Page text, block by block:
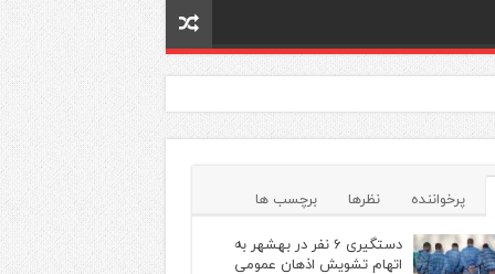
پرخواننده نظرها
برچسب ها
دستگیری ۶ نفر در بهشهر به
اتهام تشویش اذهان عمومی